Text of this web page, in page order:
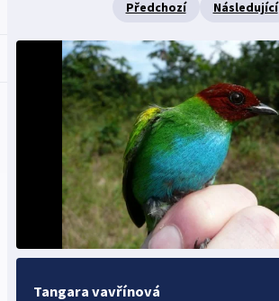
Předchozí Následující
Tangara vavřínová